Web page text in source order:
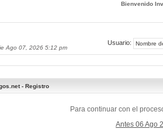
Bienvenido
Ago 07, 2026 5:12 pm
Usuario:
- Registro
Para continuar con el
Antes 06 Ago